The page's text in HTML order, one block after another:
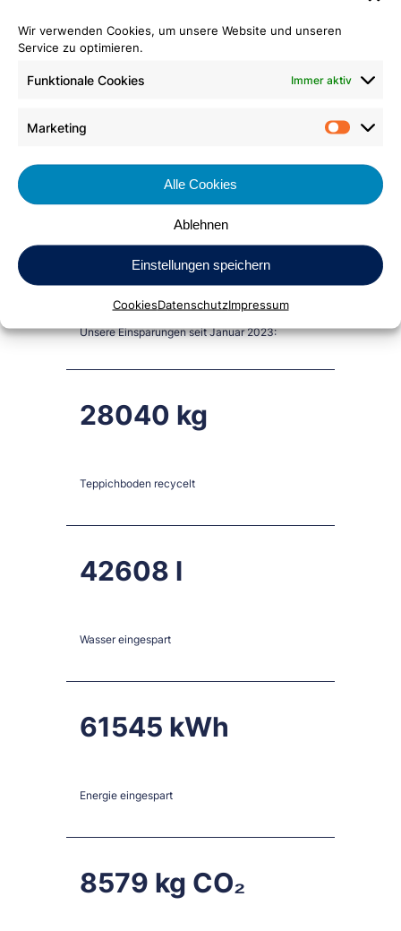
Wir verwenden Cookies, um unsere Website und unseren
Service zu optimieren.
Funktionale Cookies Immer aktiv
Marketing
Alle Cookies
Ablehnen
Einstellungen speichern
CookiesDatenschutzImpressum
Nachhaltige Wirkung
Unsere Einsparungen seit Januar 2023:
28040
Teppichboden recycelt
42608
Wasser eingespart
61545
Energie eingespart
8579